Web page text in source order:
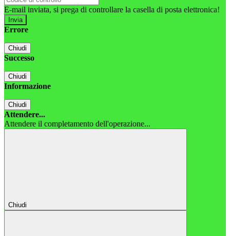
E-mail inviata, si prega di controllare la casella di posta elettronica!
Errore
Chiudi
Successo
Chiudi
Informazione
Chiudi
Attendere...
Attendere il completamento dell'operazione...
Chiudi